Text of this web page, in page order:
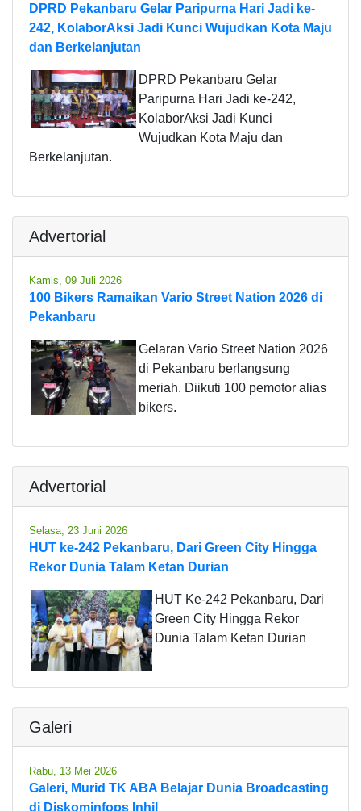
DPRD Pekanbaru Gelar Paripurna Hari Jadi ke-
242, KolaborAksi Jadi Kunci Wujudkan Kota Maju
dan Berkelanjutan
DPRD Pekanbaru Gelar
Paripurna Hari Jadi ke-242,
KolaborAksi Jadi Kunci
Wujudkan Kota Maju dan
Berkelanjutan.
Advertorial
Kamis, 09 Juli 2026
100 Bikers Ramaikan Vario Street Nation 2026 di
Pekanbaru
Gelaran Vario Street Nation 2026
di Pekanbaru berlangsung
meriah. Diikuti 100 pemotor alias
bikers.
Advertorial
Selasa, 23 Juni 2026
HUT ke-242 Pekanbaru, Dari Green City Hingga
Rekor Dunia Talam Ketan Durian
HUT Ke-242 Pekanbaru, Dari
Green City Hingga Rekor
Dunia Talam Ketan Durian
Galeri
Rabu, 13 Mei 2026
Galeri, Murid TK ABA Belajar Dunia Broadcasting
di Diskominfops Inhil